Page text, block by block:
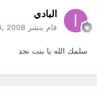
البادي
قام بنشر 2008
سلمك الله يا بنت نجد